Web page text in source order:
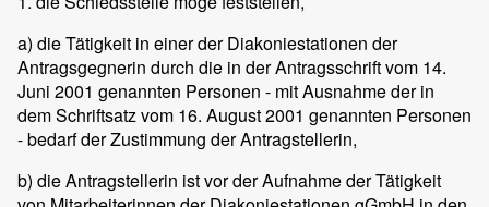
a) die Tätigkeit in einer der Diakoniestationen der
Antragsgegnerin durch die in der Antragsschrift vom 14.
Juni 2001 genannten Personen - mit Ausnahme der in
dem Schriftsatz vom 16. August 2001 genannten Personen
- bedarf der Zustimmung der Antragstellerin,
b) die Antragstellerin ist vor der Aufnahme der Tätigkeit